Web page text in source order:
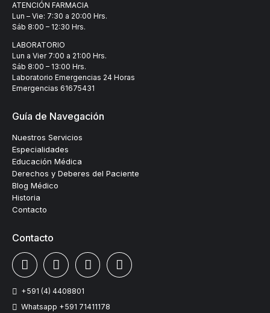
ATENCIÓN FARMACIA
Lun – Vie: 7:30 a 20:00 Hrs.
Sáb 8:00 – 12:30 Hrs.
LABORATORIO
Lun a Vier 7:00 a 21:00 Hrs.
Sáb 8:00 – 13:00 Hrs.
Laboratorio Emergencias 24 Horas
Emergencias 61675431
Guía de Navegación
Nuestros Servicios
Especialidades
Educación Médica
Derechos y Deberes del Paciente
Blog Médico
Historia
Contacto
Contacto
+591 (4) 4408801
Whatsapp +591 71411178